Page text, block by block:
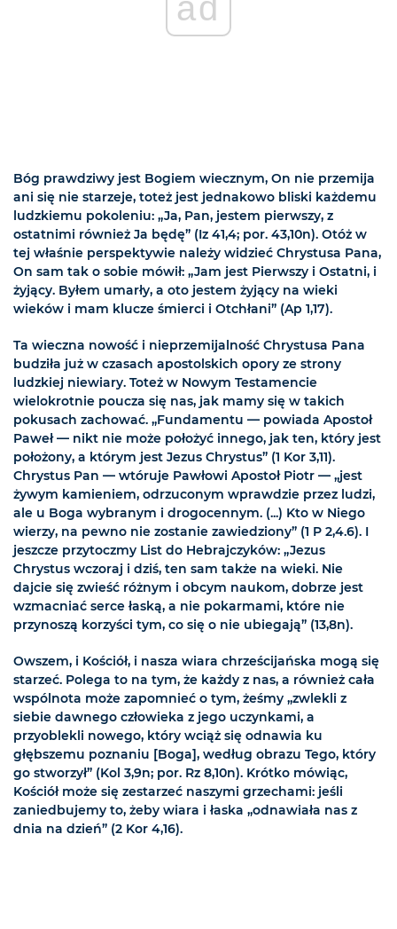
Bóg prawdziwy jest Bogiem wiecznym, On nie przemija
ani się nie starzeje, toteż jest jednakowo bliski każdemu
ludzkiemu pokoleniu: „Ja, Pan, jestem pierwszy, z
ostatnimi również Ja będę” (Iz 41,4; por. 43,10n). Otóż w
tej właśnie perspektywie należy widzieć Chrystusa Pana,
On sam tak o sobie mówił: „Jam jest Pierwszy i Ostatni, i
żyjący. Byłem umarły, a oto jestem żyjący na wieki
wieków i mam klucze śmierci i Otchłani” (Ap 1,17).
Ta wieczna nowość i nieprzemijalność Chrystusa Pana
budziła już w czasach apostolskich opory ze strony
ludzkiej niewiary. Toteż w Nowym Testamencie
wielokrotnie poucza się nas, jak mamy się w takich
pokusach zachować. „Fundamentu — powiada Apostoł
Paweł — nikt nie może położyć innego, jak ten, który jest
położony, a którym jest Jezus Chrystus” (1 Kor 3,11).
Chrystus Pan — wtóruje Pawłowi Apostoł Piotr — „jest
żywym kamieniem, odrzuconym wprawdzie przez ludzi,
ale u Boga wybranym i drogocennym. (...) Kto w Niego
wierzy, na pewno nie zostanie zawiedziony” (1 P 2,4.6). I
jeszcze przytoczmy List do Hebrajczyków: „Jezus
Chrystus wczoraj i dziś, ten sam także na wieki. Nie
dajcie się zwieść różnym i obcym naukom, dobrze jest
wzmacniać serce łaską, a nie pokarmami, które nie
przynoszą korzyści tym, co się o nie ubiegają” (13,8n).
Owszem, i Kościół, i nasza wiara chrześcijańska mogą się
starzeć. Polega to na tym, że każdy z nas, a również cała
wspólnota może zapomnieć o tym, żeśmy „zwlekli z
siebie dawnego człowieka z jego uczynkami, a
przyoblekli nowego, który wciąż się odnawia ku
głębszemu poznaniu [Boga], według obrazu Tego, który
go stworzył” (Kol 3,9n; por. Rz 8,10n). Krótko mówiąc,
Kościół może się zestarzeć naszymi grzechami: jeśli
zaniedbujemy to, żeby wiara i łaska „odnawiała nas z
dnia na dzień” (2 Kor 4,16).